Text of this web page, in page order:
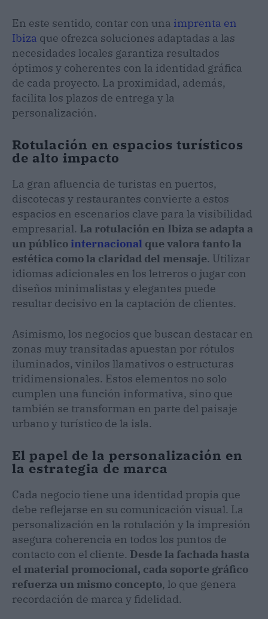
En este sentido, contar con una imprenta en
Ibiza que ofrezca soluciones adaptadas a las
necesidades locales garantiza resultados
óptimos y coherentes con la identidad gráfica
de cada proyecto. La proximidad, además,
facilita los plazos de entrega y la
personalización.
Rotulación en espacios turísticos
de alto impacto
La gran afluencia de turistas en puertos,
discotecas y restaurantes convierte a estos
espacios en escenarios clave para la visibilidad
empresarial. La rotulación en Ibiza se adapta a
un público internacional que valora tanto la
estética como la claridad del mensaje. Utilizar
idiomas adicionales en los letreros o jugar con
diseños minimalistas y elegantes puede
resultar decisivo en la captación de clientes.
Asimismo, los negocios que buscan destacar en
zonas muy transitadas apuestan por rótulos
iluminados, vinilos llamativos o estructuras
tridimensionales. Estos elementos no solo
cumplen una función informativa, sino que
también se transforman en parte del paisaje
urbano y turístico de la isla.
El papel de la personalización en
la estrategia de marca
Cada negocio tiene una identidad propia que
debe reflejarse en su comunicación visual. La
personalización en la rotulación y la impresión
asegura coherencia en todos los puntos de
contacto con el cliente. Desde la fachada hasta
el material promocional, cada soporte gráfico
refuerza un mismo concepto, lo que genera
recordación de marca y fidelidad.